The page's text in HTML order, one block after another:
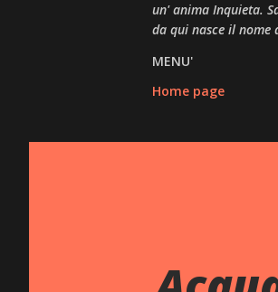
un' anima Inquieta.
da qui nasce il nome
MENU'
Home page